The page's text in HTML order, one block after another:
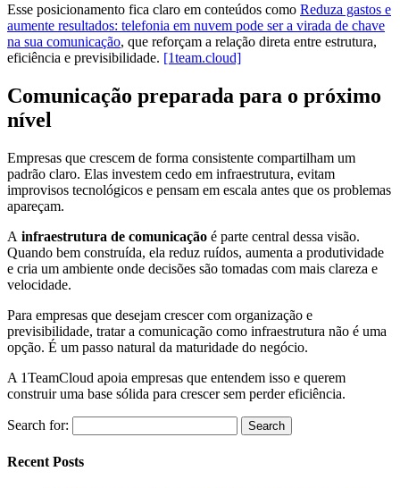
Esse posicionamento fica claro em conteúdos como Reduza gastos e
aumente resultados: telefonia em nuvem pode ser a virada de chave
na sua comunicação, que reforçam a relação direta entre estrutura,
eficiência e previsibilidade. [1team.cloud]
Comunicação preparada para o próximo
nível
Empresas que crescem de forma consistente compartilham um
padrão claro. Elas investem cedo em infraestrutura, evitam
improvisos tecnológicos e pensam em escala antes que os problemas
apareçam.
A infraestrutura de comunicação é parte central dessa visão.
Quando bem construída, ela reduz ruídos, aumenta a produtividade
e cria um ambiente onde decisões são tomadas com mais clareza e
velocidade.
Para empresas que desejam crescer com organização e
previsibilidade, tratar a comunicação como infraestrutura não é uma
opção. É um passo natural da maturidade do negócio.
A 1TeamCloud apoia empresas que entendem isso e querem
construir uma base sólida para crescer sem perder eficiência.
Search for:
Recent Posts